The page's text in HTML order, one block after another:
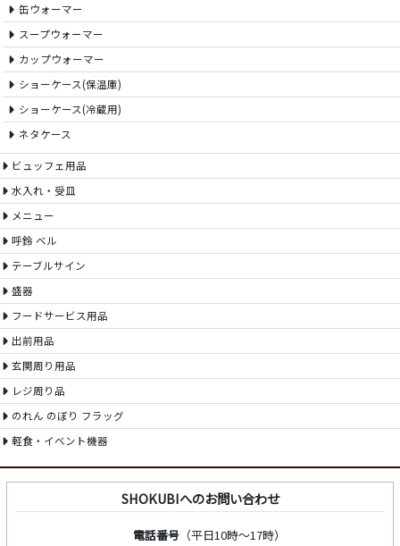
缶ウォーマー
スープウォーマー
カップウォーマー
ショーケース(保温庫)
ショーケース(冷蔵用)
ネタケース
ビュッフェ用品
水入れ・受皿
メニュー
呼鈴 ベル
テーブルサイン
盛器
フードサービス用品
出前用品
玄関周り用品
レジ周り品
のれん のぼり フラッグ
軽食・イベント機器
SHOKUBIへのお問い合わせ
電話番号（平日10時～17時）